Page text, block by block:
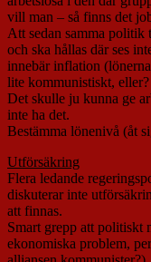
vill man – så finns det
Att sedan samma politik
och ska hållas där ses
innebär inflation
lite kommunistiskt,
Det skulle ju kunna ge
inte ha det.
Bestämma lönenivå (åt
Utförsäkring
Flera ledande
diskuterar inte
att finnas.
Smart grepp att politiskt
ekonomiska problem,